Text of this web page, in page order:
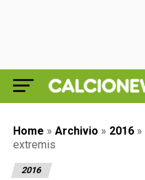
Home » Archivio » 2016 »
extremis
2016